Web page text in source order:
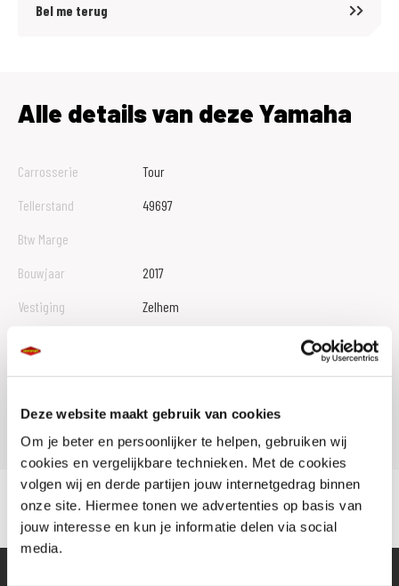
Deze website maakt gebruik van cookies
Om je beter en persoonlijker te helpen, gebruiken wij
cookies en vergelijkbare technieken. Met de cookies
volgen wij en derde partijen jouw internetgedrag binnen
onze site. Hiermee tonen we advertenties op basis van
jouw interesse en kun je informatie delen via social
media.
Bel me terug
Alle details van deze Yamaha
Carrosserie
Tour
Tellerstand
49697
Btw Marge
Bouwjaar
2017
Vestiging
Zelhem
Rijbewijs type
A
Model
FJR 1300